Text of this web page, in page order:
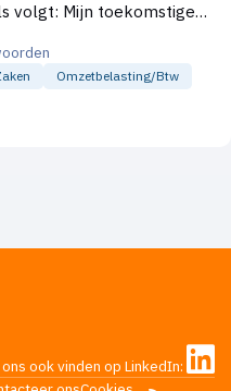
ze even "kronen".
gewoon het BTW
"kronen" kunnen ze online
Omzetbelasting/btw
ook vinden op LinkedIn: